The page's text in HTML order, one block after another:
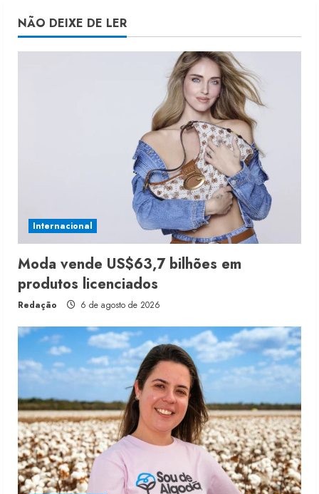
NÃO DEIXE DE LER
Internacional
Moda vende US$63,7 bilhões em
produtos licenciados
Redação 6 de agosto de 2026